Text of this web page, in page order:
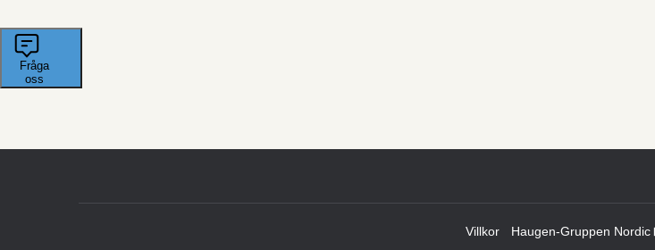
Villkor Haugen-Gruppen Nordic